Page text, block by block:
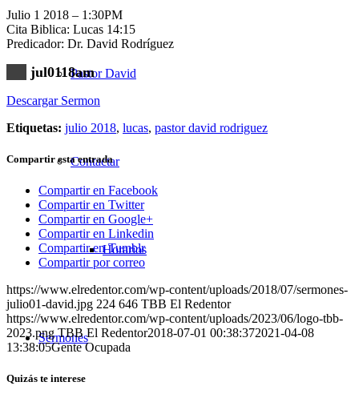
Pastor David
Contactar
Horarios
Sermones
Julio 1 2018 – 1:30PM
Cita Biblica: Lucas 14:15
Predicador: Dr. David Rodríguez
jul0118am
Descargar Sermon
Etiquetas: julio 2018, lucas, pastor david rodriguez
Compartir esta entrada
Compartir en Facebook
Compartir en Twitter
Compartir en Google+
Compartir en Linkedin
Compartir en Tumblr
Compartir por correo
https://www.elredentor.com/wp-content/uploads/2018/07/sermones-
julio01-david.jpg 224 646 TBB El Redentor
https://www.elredentor.com/wp-content/uploads/2023/06/logo-tbb-
2023.png TBB El Redentor2018-07-01 00:38:372021-04-08
13:38:05Gente Ocupada
Quizás te interese